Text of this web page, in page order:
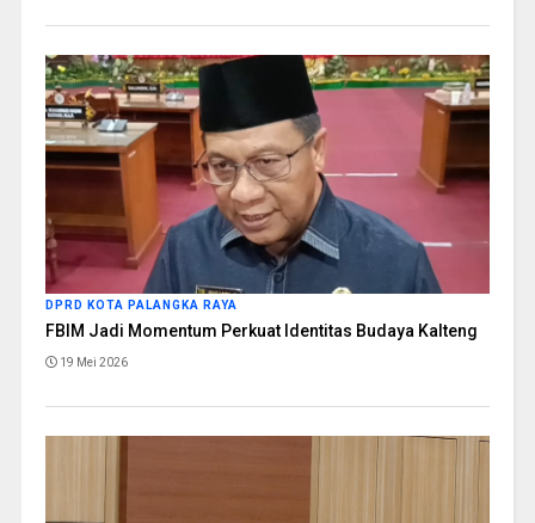
DPRD KOTA PALANGKA RAYA
FBIM Jadi Momentum Perkuat Identitas Budaya Kalteng
19 Mei 2026